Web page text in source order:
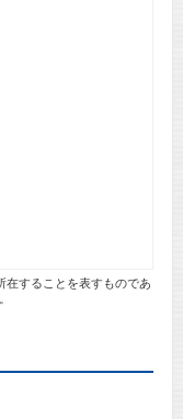
することを表すものであ